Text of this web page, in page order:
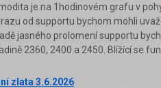
je na 1hodinovém grafu v
od supportu bychom mohli
jasného prolomení supportu
2360, 2400 a 2450. Blížící se
zlata 3.6.2026